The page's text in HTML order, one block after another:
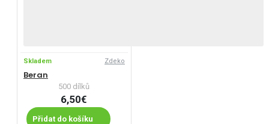
Skladem Zdeko
Beran
500 dílků
6,50€
Přidat do košíku